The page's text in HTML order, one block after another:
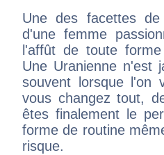
Une des facettes
d'une femme
l'affût de toute
Une Uranienne n'est
souvent lorsque l'on
vous changez tout,
êtes finalement le
forme de routine
risque.